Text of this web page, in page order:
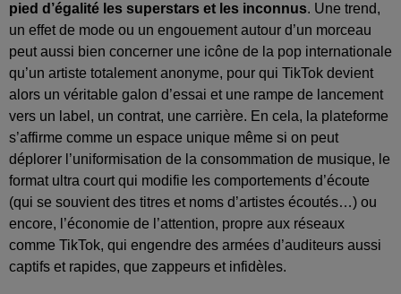
pied d’égalité les superstars et les inconnus. Une trend,
un effet de mode ou un engouement autour d’un morceau
peut aussi bien concerner une icône de la pop internationale
qu’un artiste totalement anonyme, pour qui TikTok devient
alors un véritable galon d’essai et une rampe de lancement
vers un label, un contrat, une carrière. En cela, la plateforme
s’affirme comme un espace unique même si on peut
déplorer l’uniformisation de la consommation de musique, le
format ultra court qui modifie les comportements d’écoute
(qui se souvient des titres et noms d’artistes écoutés…) ou
encore, l’économie de l’attention, propre aux réseaux
comme TikTok, qui engendre des armées d’auditeurs aussi
captifs et rapides, que zappeurs et infidèles.